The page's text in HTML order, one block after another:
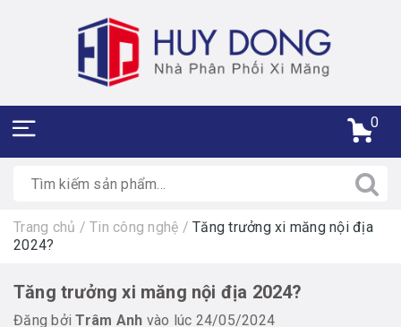
0
Trang chủ / Tin công nghệ / Tăng trưởng xi măng nội địa
2024?
Tăng trưởng xi măng nội địa 2024?
Đăng bởiTrâm Anh vào lúc 24/05/2024